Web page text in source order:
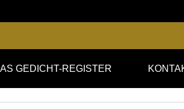
GEDICHT-REGISTER